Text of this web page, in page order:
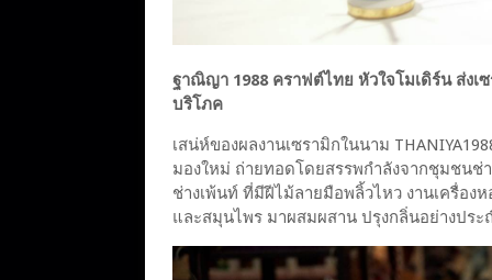
ฐาณิญา 1988 คราฟต์ไทย หัวใจโมเดิร์น ส่ง
บริโภค
เสน่ห์ของผลงานเซรามิกในนาม
มองใหม่ ถ่ายทอดโดยสรรพกำลังจากชุมชน
ช่างเพ้นท์ ที่มีฝีไม้ลายมือพลิ้วไหว งานเครื่อง
และสมุนไพร มาผสมผสาน ปรุงกลิ่นอย่างป